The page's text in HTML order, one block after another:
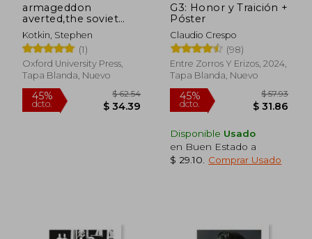
45%
dcto.
45%
dcto.
armageddon
averted,the soviet
collapse, 1970-2000
(en Inglés)
Kotkin, Stephen
(1)
Oxford University Press,
Tapa Blanda, Nuevo
G3: Honor y Traición +
Póster
Claudio Crespo
(98)
Entre Zorros Y Erizos, 2024,
Tapa Blanda, Nuevo
Disponible Usado
en Buen Estado a
$ 29.10
Comprar Usado